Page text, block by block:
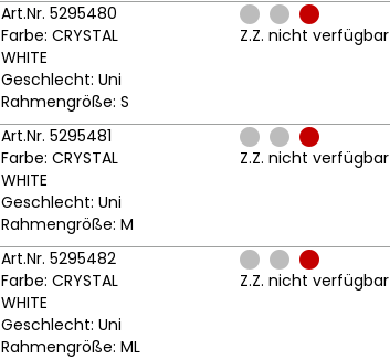
Art.Nr. 5295480
Farbe: CRYSTAL
WHITE
Geschlecht: Uni
Rahmengröße: S
Z.Z. nicht verfügbar
Art.Nr. 5295481
Farbe: CRYSTAL
WHITE
Geschlecht: Uni
Rahmengröße: M
Z.Z. nicht verfügbar
Art.Nr. 5295482
Farbe: CRYSTAL
WHITE
Geschlecht: Uni
Rahmengröße: ML
Z.Z. nicht verfügbar